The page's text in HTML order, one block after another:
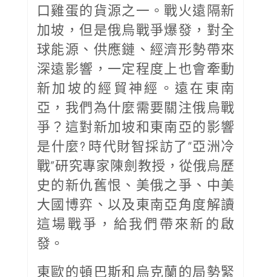
口雞蛋的貨源之一。戰火遠隔新
加坡，但是俄烏戰爭爆發，對全
球能源、供應鏈、經濟形勢帶來
深遠影響，一定程度上也會牽動
新加坡的經貿神經。遠在東南
亞，我們為什麼需要關注俄烏戰
爭？這對新加坡和東南亞的影響
是什麼? 時代財智採訪了“亞洲冷
戰”研究專家陳劍教授，從俄烏歷
史的新仇舊恨、美俄之爭、中美
大國博弈、以及東南亞角度解讀
這場戰爭，給我們帶來新的啟
發。
東歐的頓巴斯和烏克蘭的局勢緊